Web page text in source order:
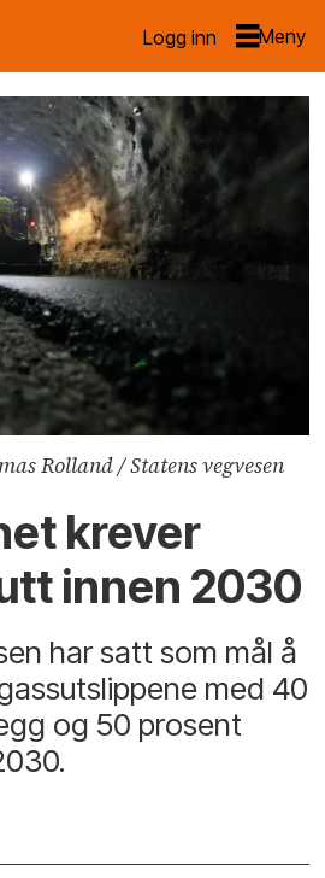
Logg inn
Rolland / Statens vegvesen
krever
innen 2030
har satt som mål å
med 40
og 50 prosent